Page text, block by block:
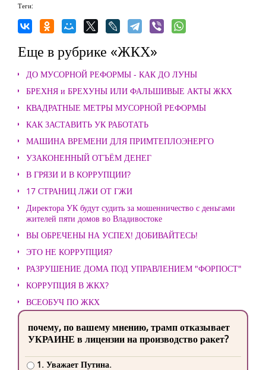
Теги:
Еще в рубрике «ЖКХ»
ДО МУСОРНОЙ РЕФОРМЫ - КАК ДО ЛУНЫ
БРЕХНЯ и БРЕХУНЫ ИЛИ ФАЛЬШИВЫЕ АКТЫ ЖКХ
КВАДРАТНЫЕ МЕТРЫ МУСОРНОЙ РЕФОРМЫ
КАК ЗАСТАВИТЬ УК РАБОТАТЬ
МАШИНА ВРЕМЕНИ ДЛЯ ПРИМТЕПЛОЭНЕРГО
УЗАКОНЕННЫЙ ОТЪЁМ ДЕНЕГ
В ГРЯЗИ И В КОРРУПЦИИ?
17 СТРАНИЦ ЛЖИ ОТ ГЖИ
Директора УК будут судить за мошенничество с деньгами
жителей пяти домов во Владивостоке
ВЫ ОБРЕЧЕНЫ НА УСПЕХ! ДОБИВАЙТЕСЬ!
ЭТО НЕ КОРРУПЦИЯ?
РАЗРУШЕНИЕ ДОМА ПОД УПРАВЛЕНИЕМ "ФОРПОСТ"
КОРРУПЦИЯ В ЖКХ?
ВСЕОБУЧ ПО ЖКХ
почему, по вашему мнению, трамп отказывает
УКРАИНЕ в лицензии на производство ракет?
1. Уважает Путина.